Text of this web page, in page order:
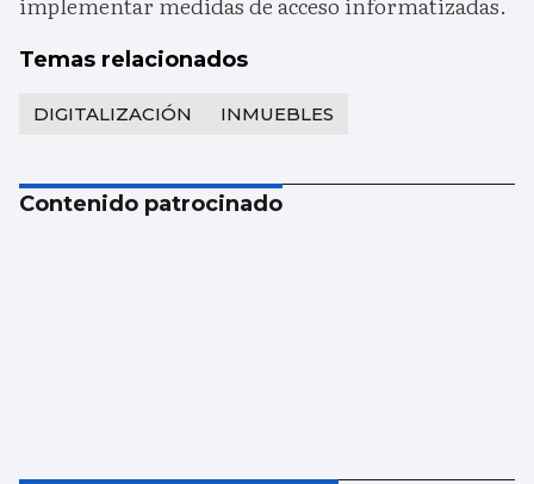
Temas relacionados
DIGITALIZACIÓN INMUEBLES
Contenido patrocinado